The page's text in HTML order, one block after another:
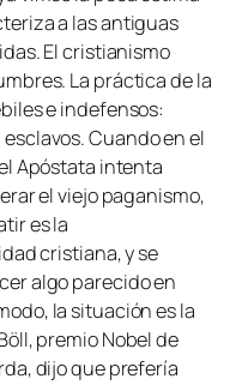
a las antiguas
El cristianismo
La práctica de la
e indefensos:
Cuando en el
Apóstata intenta
el viejo paganismo,
es la
cristiana, y se
algo parecido en
la situación es la
premio Nobel de
dijo que prefería